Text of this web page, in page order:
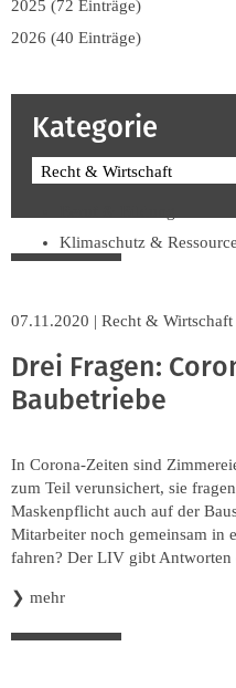
2025 (72 Einträge)
2026 (40 Einträge)
Kategorie
Recht & Wirtschaft
Klimaschutz &
Soziales & Tarifpolitik
Verband & Innungen
Innung
07.11.2020 | Recht & Wirtschaft
Drei Fragen:
Baubetriebe
In Corona-Zeiten sind
zum Teil verunsichert, sie
Maskenpflicht auch auf der
Mitarbeiter noch gemeinsam in
fahren? Der LIV gibt Antworten
❯ mehr